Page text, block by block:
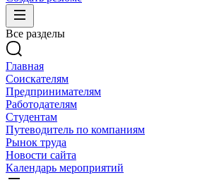
Все разделы
Главная
Соискателям
Предпринимателям
Работодателям
Студентам
Путеводитель по компаниям
Рынок труда
Новости сайта
Календарь мероприятий